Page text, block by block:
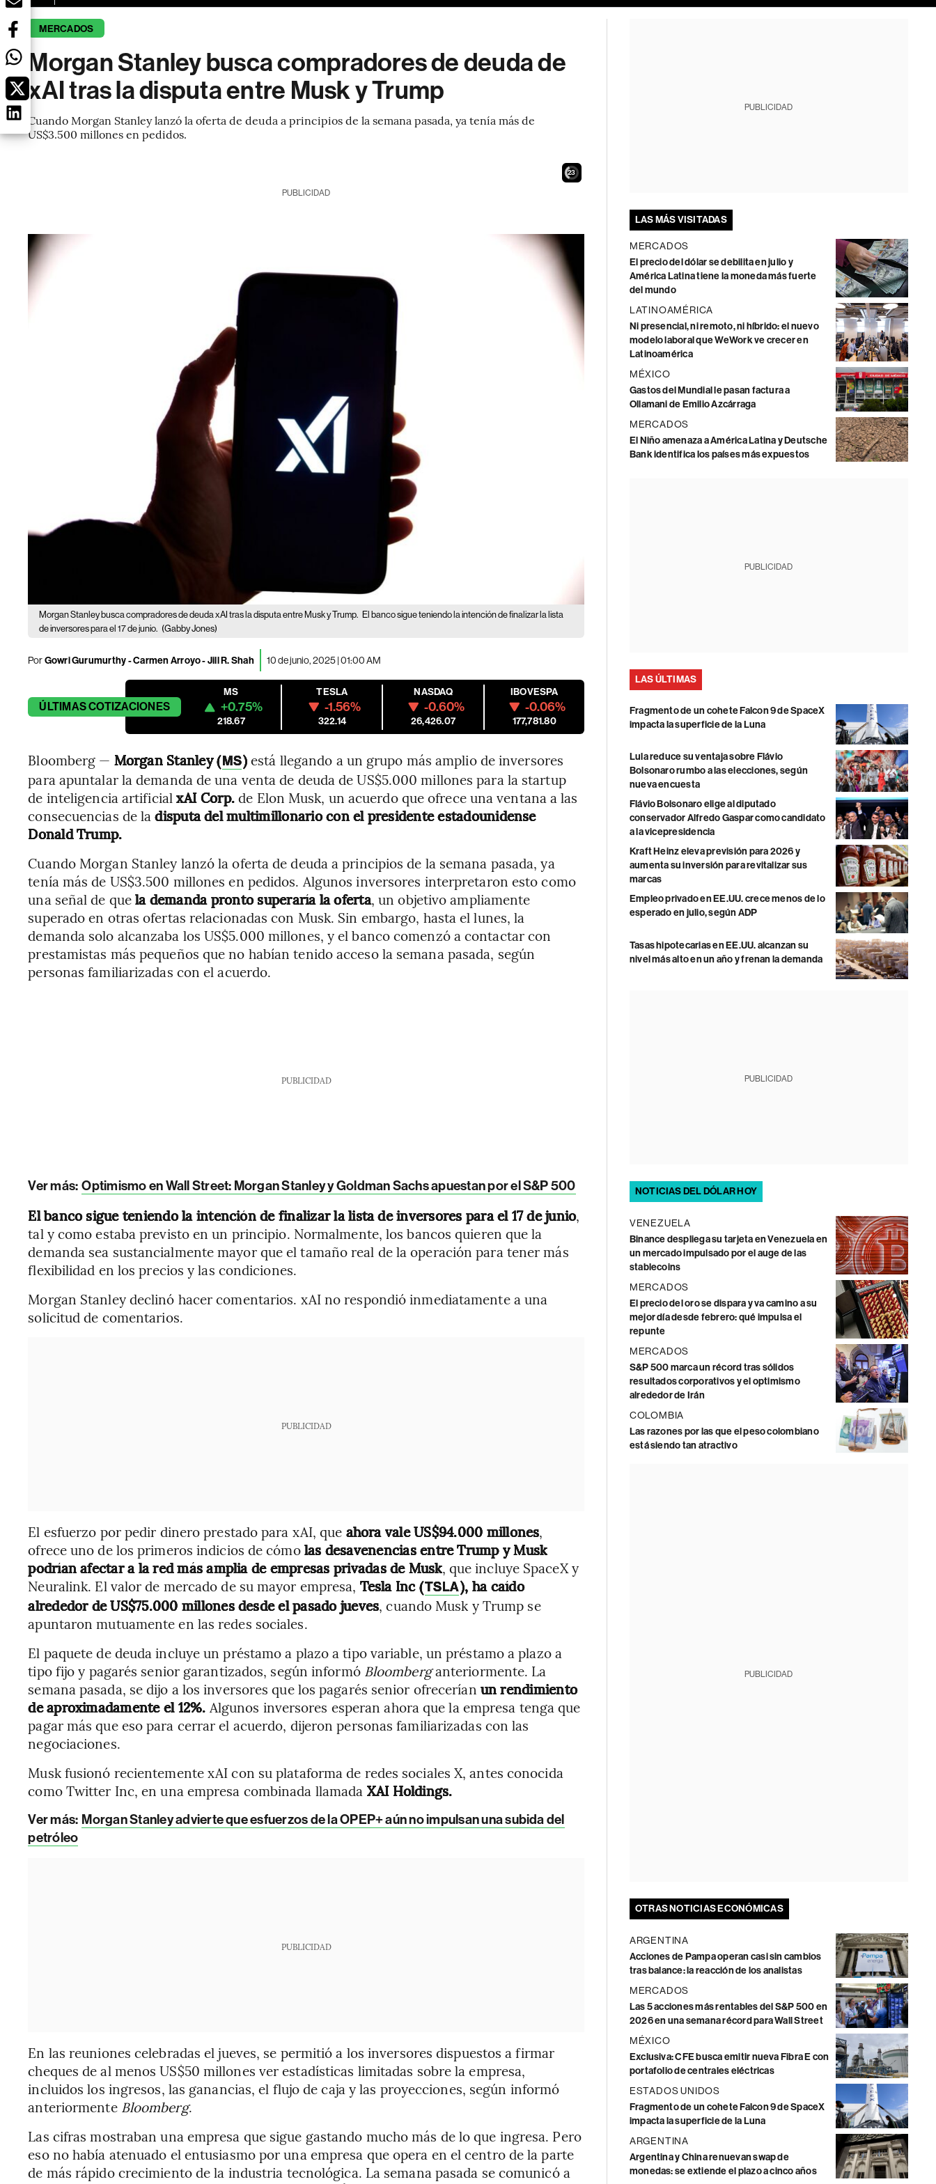
MERCADOS
Morgan Stanley busca compradores de deuda de
xAI tras la disputa entre Musk y Trump
Cuando Morgan Stanley lanzó la oferta de deuda a principios de la semana pasada, ya tenía más de
US$3.500 millones en pedidos.
21
PUBLICIDAD
Morgan Stanley busca compradores de deuda xAI tras la disputa entre Musk y Trump. El banco sigue teniendo la intención de finalizar la lista
de inversores para el 17 de junio. (Gabby Jones)
PorGowri Gurumurthy - Carmen Arroyo - Jill R. Shah 10 de junio, 2025 | 01:00 AM
ÚLTIMASCOTIZACIONES
MS
+0.75%
218.67
TESLA
-1.56%
322.14
NASDAQ
-0.60%
26,426.07
IBOVESPA
-0.06%
177,781.80
Bloomberg — Morgan Stanley (MS)está llegando a un grupo más amplio de inversores
para apuntalar la demanda de una venta de deuda de US$5.000 millones para la startup
de inteligencia artificialxAI Corp.de Elon Musk, un acuerdo que ofrece una ventana a las
consecuencias de ladisputa del multimillonario con el presidente estadounidense
Donald Trump.
Cuando Morgan Stanley lanzó la oferta de deuda a principios de la semana pasada, ya
tenía más de US$3.500 millones en pedidos. Algunos inversores interpretaron esto como
una señal de quela demanda pronto superaría la oferta, un objetivo ampliamente
superado en otras ofertas relacionadas con Musk. Sin embargo, hasta el lunes, la
demanda solo alcanzaba los US$5.000 millones, y el banco comenzó a contactar con
prestamistas más pequeños que no habían tenido acceso la semana pasada, según
personas familiarizadas con el acuerdo.
PUBLICIDAD
Ver más: Optimismo en Wall Street: Morgan Stanley y Goldman Sachs apuestan por el S&P 500
El banco sigue teniendo la intención de finalizar la lista de inversores para el 17 de junio,
tal y como estaba previsto en un principio. Normalmente, los bancos quieren que la
demanda sea sustancialmente mayor que el tamaño real de la operación para tener más
flexibilidad en los precios y las condiciones.
Morgan Stanley declinó hacer comentarios. xAI no respondió inmediatamente a una
solicitud de comentarios.
PUBLICIDAD
El esfuerzo por pedir dinero prestado para xAI, que ahora vale US$94.000 millones,
ofrece uno de los primeros indicios de cómolas desavenencias entre Trump y Musk
podrían afectar a la red más amplia de empresas privadas de Musk, que incluye SpaceX y
Neuralink. El valor de mercado de su mayor empresa, Tesla Inc (TSLA), ha caído
alrededor de US$75.000 millones desde el pasado jueves, cuando Musk y Trump se
apuntaron mutuamente en las redes sociales.
El paquete de deuda incluye un préstamo a plazo a tipo variable, un préstamo a plazo a
tipo fijo y pagarés senior garantizados, según informó Bloomberganteriormente. La
semana pasada, se dijo a los inversores que los pagarés senior ofrecerían un rendimiento
de aproximadamente el 12%. Algunos inversores esperan ahora que la empresa tenga que
pagar más que eso para cerrar el acuerdo, dijeron personas familiarizadas con las
negociaciones.
Musk fusionó recientemente xAI con su plataforma de redes sociales X, antes conocida
como Twitter Inc, en una empresa combinada llamada XAI Holdings.
Ver más: Morgan Stanley advierte que esfuerzos de la OPEP+ aún no impulsan una subida del
petróleo
PUBLICIDAD
En las reuniones celebradas el jueves, se permitió a los inversores dispuestos a firmar
cheques de al menos US$50 millones ver estadísticas limitadas sobre la empresa,
incluidos los ingresos, las ganancias, el flujo de caja y las proyecciones, según informó
anteriormente Bloomberg.
Las cifras mostraban una empresa que sigue gastando mucho más de lo que ingresa. Pero
eso no había atenuado el entusiasmo por una empresa que opera en el centro de la parte
de más rápido crecimiento de la industria tecnológica. La semana pasada se comunicó a
PUBLICIDAD
LAS MÁS VISITADAS
MERCADOS
El precio del dólar se debilita en julio y
América Latina tiene la moneda más fuerte
del mundo
LATINOAMÉRICA
Ni presencial, ni remoto, ni híbrido: el nuevo
modelo laboral que WeWork ve crecer en
Latinoamérica
MÉXICO
Gastos del Mundial le pasan factura a
Ollamani de Emilio Azcárraga
MERCADOS
El Niño amenaza a América Latina y Deutsche
Bank identifica los países más expuestos
PUBLICIDAD
LAS ÚLTIMAS
Fragmento de un cohete Falcon 9 de SpaceX
impacta la superficie de la Luna
Lula reduce su ventaja sobre Flávio
Bolsonaro rumbo a las elecciones, según
nueva encuesta
Flávio Bolsonaro elige al diputado
conservador Alfredo Gaspar como candidato
a la vicepresidencia
Kraft Heinz eleva previsión para 2026 y
aumenta su inversión para revitalizar sus
marcas
Empleo privado en EE.UU. crece menos de lo
esperado en julio, según ADP
Tasas hipotecarias en EE.UU. alcanzan su
nivel más alto en un año y frenan la demanda
PUBLICIDAD
NOTICIAS DEL DÓLAR HOY
VENEZUELA
Binance despliega su tarjeta en Venezuela en
un mercado impulsado por el auge de las
stablecoins
MERCADOS
El precio del oro se dispara y va camino a su
mejor día desde febrero: qué impulsa el
repunte
MERCADOS
S&P 500 marca un récord tras sólidos
resultados corporativos y el optimismo
alrededor de Irán
COLOMBIA
Las razones por las que el peso colombiano
está siendo tan atractivo
PUBLICIDAD
OTRAS NOTICIAS ECONÓMICAS
ARGENTINA
Acciones de Pampa operan casi sin cambios
tras balance: la reacción de los analistas
MERCADOS
Las 5 acciones más rentables del S&P 500 en
2026 en una semana récord para Wall Street
MÉXICO
Exclusiva: CFE busca emitir nueva Fibra E con
portafolio de centrales eléctricas
ESTADOS UNIDOS
Fragmento de un cohete Falcon 9 de SpaceX
impacta la superficie de la Luna
ARGENTINA
Argentina y China renuevan swap de
monedas: se extiende el plazo a cinco años